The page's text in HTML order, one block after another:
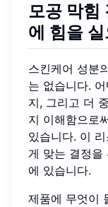
모공 막힘
에 힘을
스킨케어 성분
는 없습니다.
지, 그리고 더
지 이해함으로
있습니다. 이
게 맞는 결정을
에 있습니다.
제품에 무엇이